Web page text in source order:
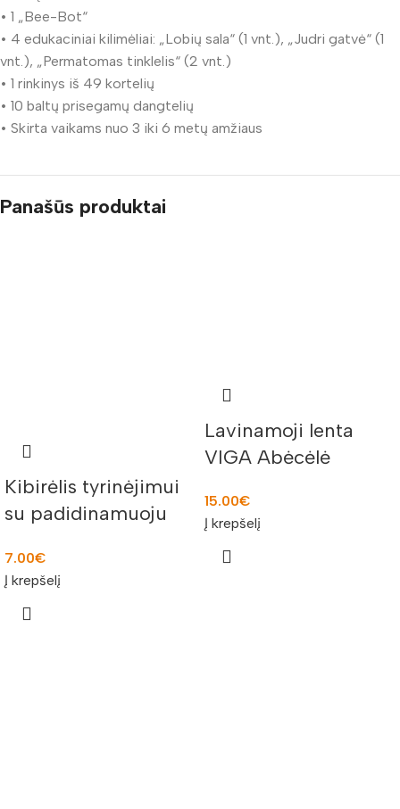
• 1 „Bee-Bot“
• 4 edukaciniai kilimėliai: „Lobių sala“ (1 vnt.), „Judri gatvė“ (1
vnt.), „Permatomas tinklelis“ (2 vnt.)
• 1 rinkinys iš 49 kortelių
• 10 baltų prisegamų dangtelių
• Skirta vaikams nuo 3 iki 6 metų amžiaus
Panašūs produktai
Kibirėlis tyrinėjimui
su padidinamuoju
62928
7.00€
Į krepšelį
Lavinamoji lenta
VIGA Abėcėlė
15.00€
Į krepšelį